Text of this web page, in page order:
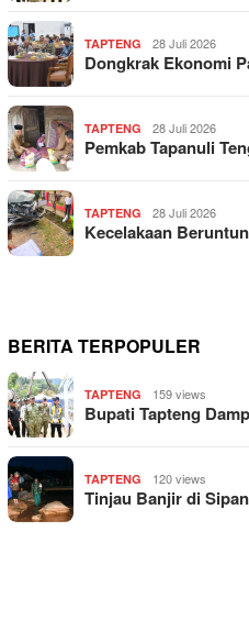
TAPTENG 28 Juli 2026
Dongkrak Ekonomi
TAPTENG 28 Juli 2026
Pemkab Tapanuli
TAPTENG 28 Juli 2026
Kecelakaan
BERITA TERPOPULER
TAPTENG 159 views
Bupati Tapteng
TAPTENG 120 views
Tinjau Banjir di